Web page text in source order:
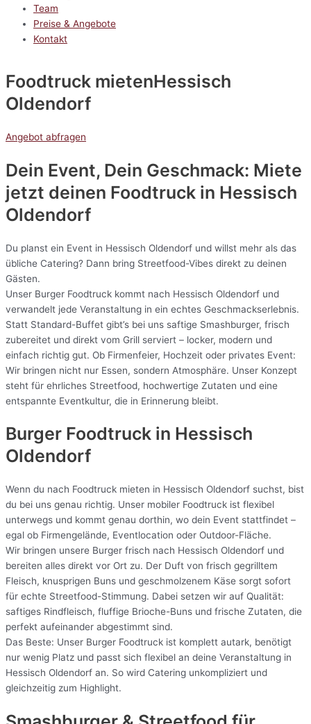
Team
Preise & Angebote
Kontakt
Foodtruck mietenHessisch
Oldendorf
Angebot abfragen
Dein Event, Dein Geschmack: Miete
jetzt deinen Foodtruck in Hessisch
Oldendorf
Du planst ein Event in Hessisch Oldendorf und willst mehr als das
übliche Catering? Dann bring Streetfood-Vibes direkt zu deinen
Gästen.
Unser Burger Foodtruck kommt nach Hessisch Oldendorf und
verwandelt jede Veranstaltung in ein echtes Geschmackserlebnis.
Statt Standard-Buffet gibt’s bei uns saftige Smashburger, frisch
zubereitet und direkt vom Grill serviert – locker, modern und
einfach richtig gut. Ob Firmenfeier, Hochzeit oder privates Event:
Wir bringen nicht nur Essen, sondern Atmosphäre. Unser Konzept
steht für ehrliches Streetfood, hochwertige Zutaten und eine
entspannte Eventkultur, die in Erinnerung bleibt.
Burger Foodtruck in Hessisch
Oldendorf
Wenn du nach Foodtruck mieten in Hessisch Oldendorf suchst, bist
du bei uns genau richtig. Unser mobiler Foodtruck ist flexibel
unterwegs und kommt genau dorthin, wo dein Event stattfindet –
egal ob Firmengelände, Eventlocation oder Outdoor-Fläche.
Wir bringen unsere Burger frisch nach Hessisch Oldendorf und
bereiten alles direkt vor Ort zu. Der Duft von frisch gegrilltem
Fleisch, knusprigen Buns und geschmolzenem Käse sorgt sofort
für echte Streetfood-Stimmung. Dabei setzen wir auf Qualität:
saftiges Rindfleisch, fluffige Brioche-Buns und frische Zutaten, die
perfekt aufeinander abgestimmt sind.
Das Beste: Unser Burger Foodtruck ist komplett autark, benötigt
nur wenig Platz und passt sich flexibel an deine Veranstaltung in
Hessisch Oldendorf an. So wird Catering unkompliziert und
gleichzeitig zum Highlight.